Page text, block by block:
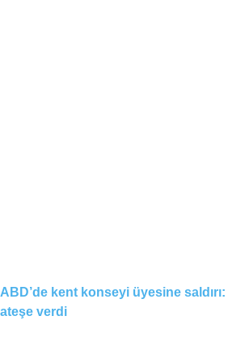
ABD’de kent konseyi üyesine
ateşe verdi